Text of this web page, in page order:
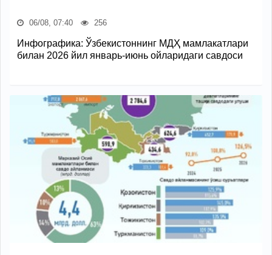
06/08, 07:40 256
Инфографика: Ўзбекистоннинг МДҲ мамлакатлари
билан 2026 йил январь-июнь ойларидаги савдоси